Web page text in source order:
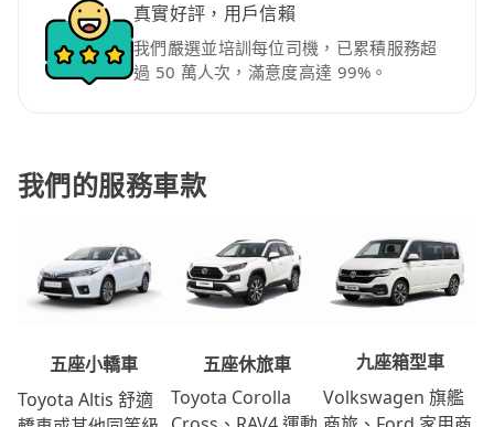
真實好評，用戶信賴
我們嚴選並培訓每位司機，已累積服務超
過 50 萬人次，滿意度高達 99%。
我們的服務車款
五座小轎車
Toyota Altis 舒適
五座休旅車
Toyota Corolla
九座箱型車
Volkswagen 旗艦